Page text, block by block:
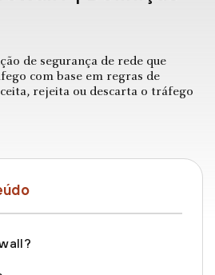
de segurança de rede que
com base em regras de
rejeita ou descarta o tráfego